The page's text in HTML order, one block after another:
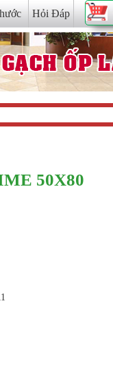
Hỏi Đáp
50X80